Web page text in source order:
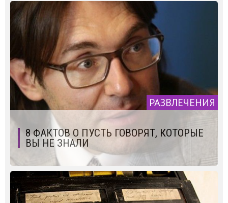
РАЗВЛЕЧЕНИЯ
8 ФАКТОВ О ПУСТЬ ГОВОРЯТ, КОТОРЫЕ
ВЫ НЕ ЗНАЛИ